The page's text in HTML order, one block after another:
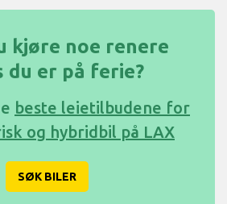
kjøre noe renere
du er på ferie?
beste leietilbudene for
og hybridbil på LAX
SØK BILER